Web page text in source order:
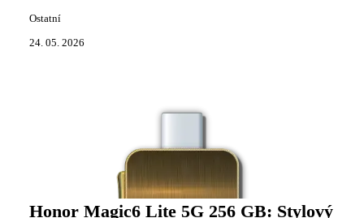
Ostatní
24. 05. 2026
Honor Magic6 Lite 5G 256 GB: Stylový